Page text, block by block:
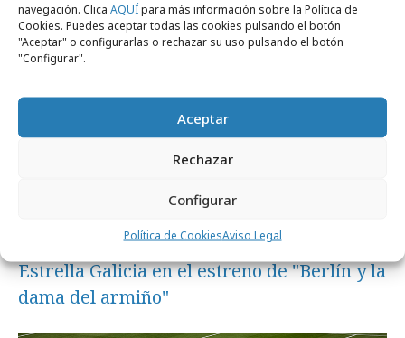
navegación. Clica AQUÍpara más información sobre la Política de
Cookies. Puedes aceptar todas las cookies pulsando el botón
"Aceptar" o configurarlas o rechazar su uso pulsando el botón
"Configurar".
Aceptar
Rechazar
Configurar
Política de CookiesAviso Legal
sábado, 16 de mayo 2026
Estrella Galicia en el estreno de "Berlín y la
dama del armiño"